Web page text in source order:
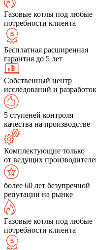
Газовые котлы под любые
потребности клиента
Бесплатная расширенная
гарантия до 5 лет
Собственный центр
исследований и разработок
5 ступеней контроля
качества на производстве
Комплектующие только
от ведущих
более 60 лет безупречной
репутации на рынке
Газовые котлы под любые
потребности клиента